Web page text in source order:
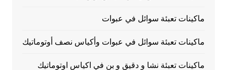
ماكينات تعبئة سوائل في عبوات
ماكينات تعبئة سوائل في عبوات وأكياس نصف أوتوماتيك
ماكينات تعبئة نشا و دقيق و بن في اكياس اوتوماتيك